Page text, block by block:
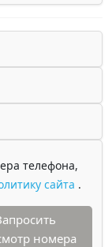
телефона,
сайта .
номера